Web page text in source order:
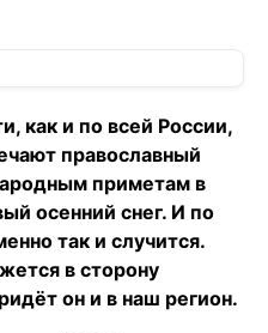
как и по всей России,
православный
приметам в
осенний снег. И по
так и случится.
в сторону
он и в наш регион.